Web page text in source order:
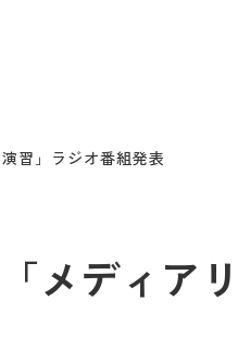
習」ラジオ番組発表
メディア